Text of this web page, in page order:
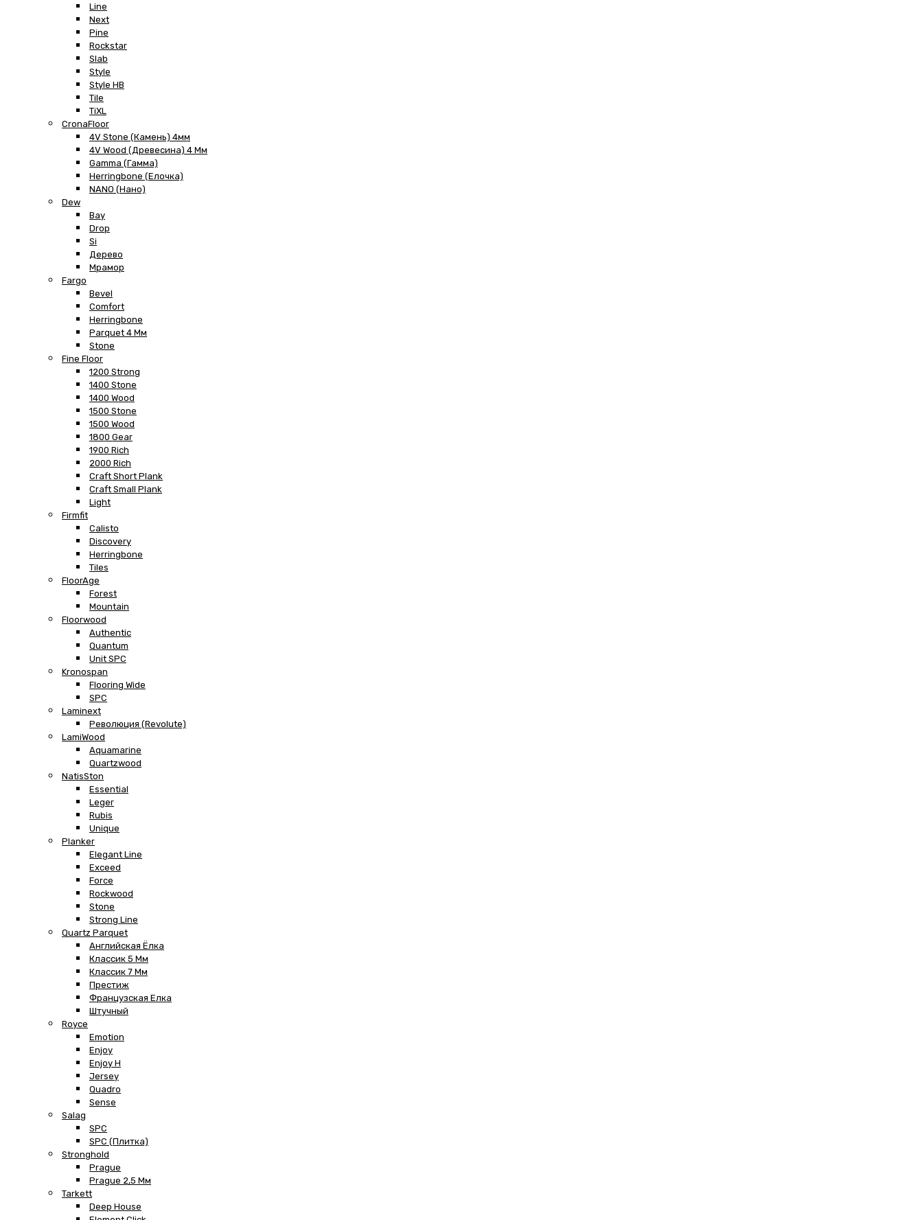
Line
Next
Pine
Rockstar
Slab
Style
Style HB
Tile
TiXL
CronaFloor
4V Stone (Камень) 4мм
4V Wood (Древесина) 4 Мм
Gamma (Гамма)
Herringbone (Елочка)
NANO (Нано)
Dew
Bay
Drop
Si
Дерево
Мрамор
Fargo
Bevel
Comfort
Herringbone
Parquet 4 Мм
Stone
Fine Floor
1200 Strong
1400 Stone
1400 Wood
1500 Stone
1500 Wood
1800 Gear
1900 Rich
2000 Rich
Craft Short Plank
Craft Small Plank
Light
Firmfit
Calisto
Discovery
Herringbone
Tiles
FloorAge
Forest
Mountain
Floorwood
Authentic
Quantum
Unit SPC
Kronospan
Flooring Wide
SPC
Laminext
Революция (Revolute)
LamiWood
Aquamarine
Quartzwood
NatisSton
Essential
Leger
Rubis
Unique
Planker
Elegant Line
Exceed
Force
Rockwood
Stone
Strong Line
Quartz Parquet
Английская Ёлка
Классик 5 Мм
Классик 7 Мм
Престиж
Французская Елка
Штучный
Royce
Emotion
Enjoy
Enjoy H
Jersey
Quadro
Sense
Salag
SPC
SPC (плитка)
Stronghold
Prague
Prague 2,5 Мм
Tarkett
Deep House